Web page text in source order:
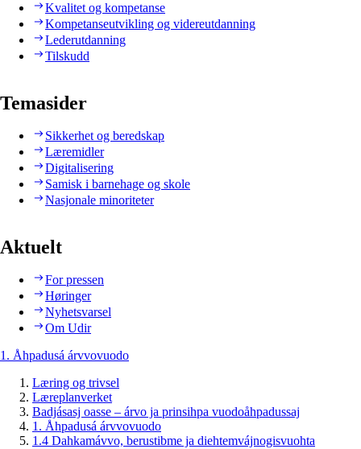
Kvalitet og kompetanse
Kompetanseutvikling og videreutdanning
Lederutdanning
Tilskudd
Temasider
Sikkerhet og beredskap
Læremidler
Digitalisering
Samisk i barnehage og skole
Nasjonale minoriteter
Aktuelt
For pressen
Høringer
Nyhetsvarsel
Om Udir
1. Åhpadusá árvvovuodo
Læring og trivsel
Læreplanverket
Badjásasj oasse – árvo ja prinsihpa vuodoåhpadussaj
1. Åhpadusá árvvovuodo
1.4 Dahkamávvo, berustibme ja diehtemvájnogisvuohta